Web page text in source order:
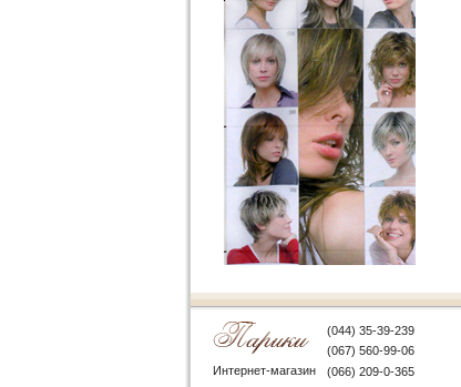
Интернет-магазин
(044) 35-39-239
(067) 560-99-06
(066) 209-0-365